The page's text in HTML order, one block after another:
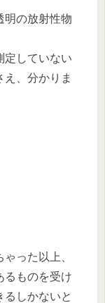
明の放射性物
定していない
、分かりま
った以上、
るものを受け
るしかないと